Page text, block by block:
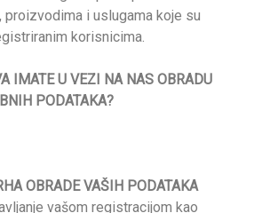
proizvodima i uslugama koje su
korisnicima.
IMATE U VEZI NA NAS OBRADU
PODATAKA?
OBRADE VAŠIH PODATAKA
vašom registracijom kao